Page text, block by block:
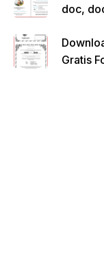
doc,
Gratis